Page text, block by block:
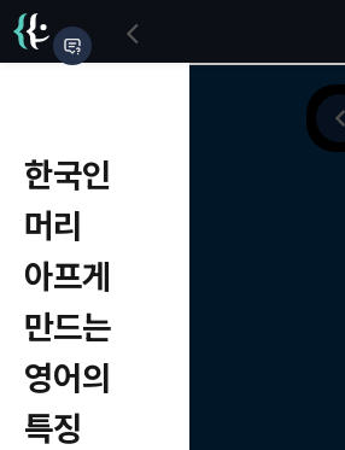
한국인
머리
아프게
만드는
영어의
특징